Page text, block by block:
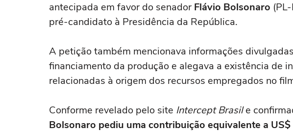
antecipada em favor do senador Flávio Bolsonaro
pré-candidato à Presidência da República.
A petição também mencionava informações
financiamento da produção e alegava a existência de
relacionadas à origem dos recursos empregados no
Conforme revelado pelo site Intercept Brasile
Bolsonaro pediu uma contribuição equivalente a